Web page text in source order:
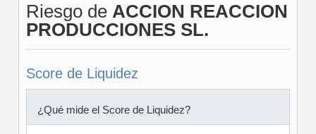
Riesgo de ACCION REACCION
PRODUCCIONES SL.
Score de Liquidez
¿Qué mide el Score de Liquidez?